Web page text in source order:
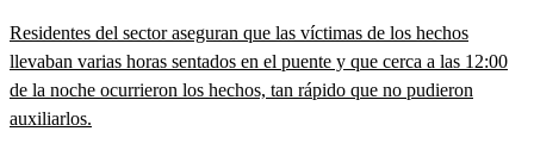
Residentes del sector aseguran que las víctimas de los hechos
llevaban varias horas sentados en el puente y que cerca a las 12:00
de la noche ocurrieron los hechos, tan rápido que no pudieron
auxiliarlos.